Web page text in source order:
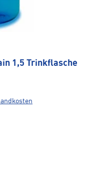
1,5 Trinkflasche